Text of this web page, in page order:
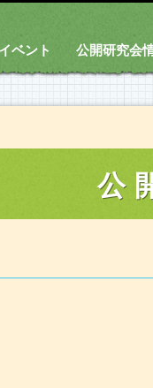
ベント 公開研究会
公